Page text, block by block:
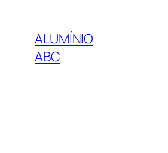
conteúdo
ALUMÍNIO
ABC